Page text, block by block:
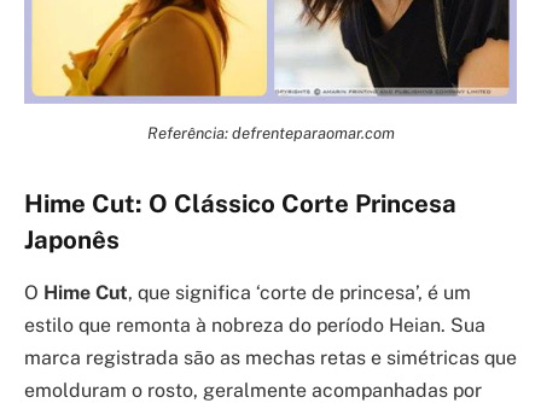
Referência: defrenteparaomar.com
Hime Cut: O Clássico Corte Princesa
Japonês
O Hime Cut, que significa ‘corte de princesa’, é um
estilo que remonta à nobreza do período Heian. Sua
marca registrada são as mechas retas e simétricas que
emolduram o rosto, geralmente acompanhadas por